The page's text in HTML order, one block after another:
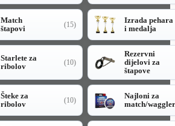
Match
štapovi
(15)
Izrada pehara
i medalja
Starlete za
ribolov
(10)
Rezervni
dijelovi za
štapove
Šteke za
ribolov
(10)
Najloni za
match/waggler